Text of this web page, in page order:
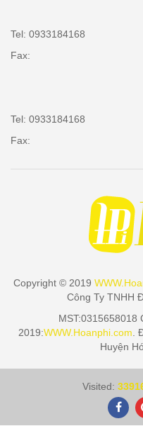
Tel: 0933184168
Fax:
Tel: 0933184168
Fax:
Copyright © 2019
Công Ty TNHH
MST:0315658018
2019:WWW.Hoanphi.com .
Huyện
Visited: